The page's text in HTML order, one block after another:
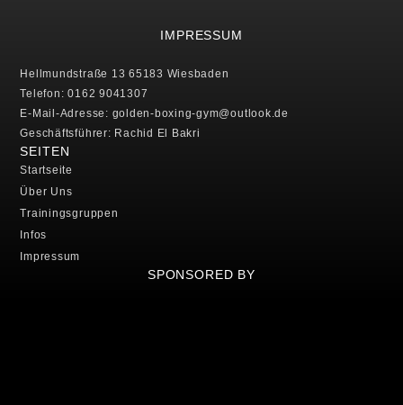
IMPRESSUM
Hellmundstraße 13 65183 Wiesbaden
Telefon: 0162 9041307
E-Mail-Adresse: golden-boxing-gym@outlook.de
Geschäftsführer: Rachid El Bakri
SEITEN
Startseite
Über Uns
Trainingsgruppen
Infos
Impressum
SPONSORED BY